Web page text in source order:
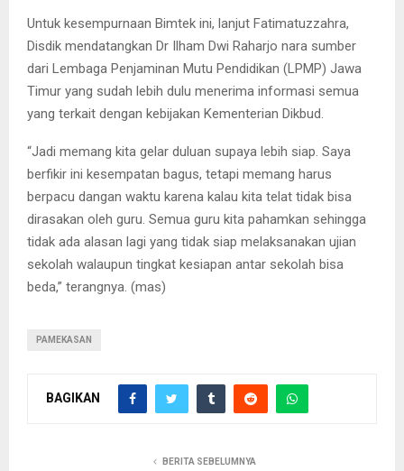
Untuk kesempurnaan Bimtek ini, lanjut Fatimatuzzahra,
Disdik mendatangkan Dr Ilham Dwi Raharjo nara sumber
dari Lembaga Penjaminan Mutu Pendidikan (LPMP) Jawa
Timur yang sudah lebih dulu menerima informasi semua
yang terkait dengan kebijakan Kementerian Dikbud.
“Jadi memang kita gelar duluan supaya lebih siap. Saya
berfikir ini kesempatan bagus, tetapi memang harus
berpacu dangan waktu karena kalau kita telat tidak bisa
dirasakan oleh guru. Semua guru kita pahamkan sehingga
tidak ada alasan lagi yang tidak siap melaksanakan ujian
sekolah walaupun tingkat kesiapan antar sekolah bisa
beda,” terangnya. (mas)
PAMEKASAN
BAGIKAN
BERITA SEBELUMNYA